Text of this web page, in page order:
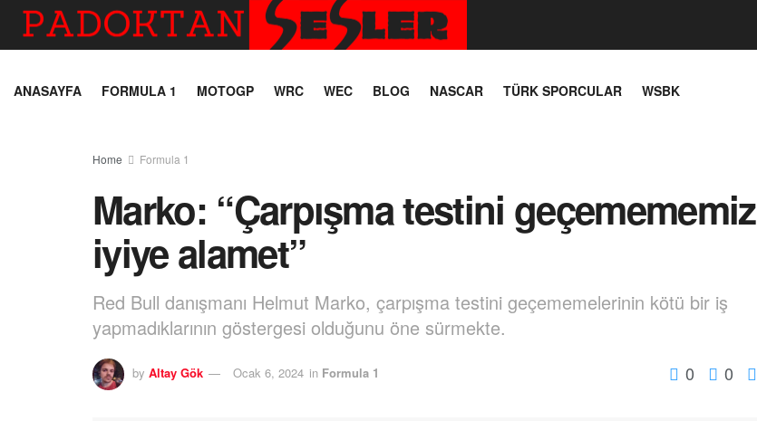
ANASAYFA FORMULA 1 MOTOGP WRC WEC BLOG NASCAR TÜRK SPORCULAR WSBK
Home Formula 1
Marko: “Çarpışma testini geçemememiz
iyiye alamet”
Red Bull danışmanı Helmut Marko, çarpışma testini geçememelerinin kötü bir iş
yapmadıklarının göstergesi olduğunu öne sürmekte.
by Altay Gök Ocak 6, 2024 in Formula 1 0 0